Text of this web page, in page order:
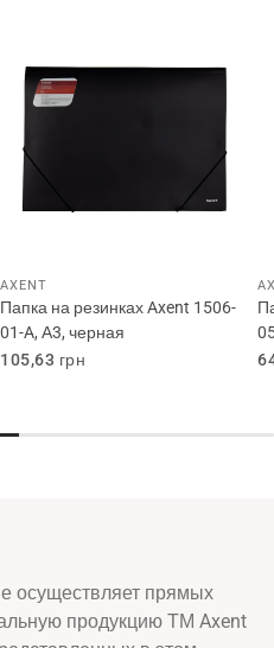
AXENT
Папка на резинках Axent 1506-
01-A, А3, черная
Обычная
105,63 грн
осуществляет прямых
продукцию ТМ Axent